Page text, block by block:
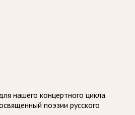
нашего концертного цикла.
поэзии русского